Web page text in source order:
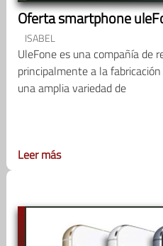
Oferta smartphone
ISABEL
UleFone es una compañía de
principalmente a la
una amplia variedad de
Leer más